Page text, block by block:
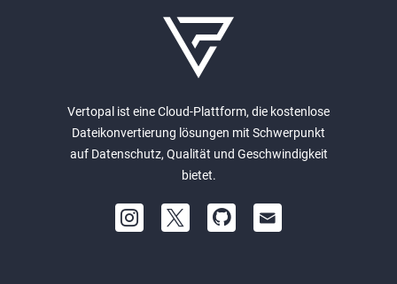
Vertopal ist eine Cloud-Plattform, die kostenlose
Dateikonvertierung lösungen mit Schwerpunkt
auf Datenschutz, Qualität und Geschwindigkeit
bietet.